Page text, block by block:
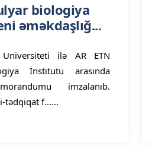
biologiya
əməkdaşlığ...
Universiteti ilə AR ETN
İnstitutu arasında
imzalanıb.
tədqiqat f......